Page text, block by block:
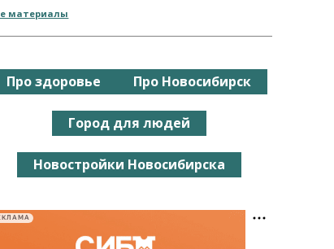
материалы
Про здоровье Про Новосибирск
Город для людей
Новостройки Новосибирска